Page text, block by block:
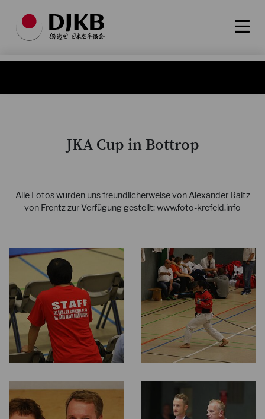
JKA Cup in Bottrop
Alle Fotos wurden uns freundlicherweise von Alexander Raitz
von Frentz zur Verfügung gestellt: www.foto-krefeld.info